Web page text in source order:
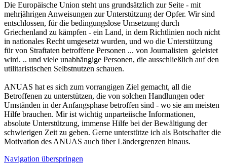
Die Europäische Union steht uns grundsätzlich zur Seite - mit
mehrjährigen Anweisungen zur Unterstützung der Opfer. Wir sind
entschlossen, für die bedingungslose Umsetzung durch
Griechenland zu kämpfen - ein Land, in dem Richtlinien noch nicht
in nationales Recht umgesetzt wurden, und wo die Unterstützung
für von Straftaten betroffene Personen ... von Journalisten geleistet
wird. .. und viele unabhängige Personen, die ausschließlich auf den
utilitaristischen Selbstnutzen schauen.
ANUAS hat es sich zum vorrangigen Ziel gemacht, all die
Betroffenen zu unterstützen, die von solchen Handlungen oder
Umständen in der Anfangsphase betroffen sind - wo sie am meisten
Hilfe brauchen. Mir ist wichtig unparteiische Informationen,
absolute Unterstützung, immense Hilfe bei der Bewältigung der
schwierigen Zeit zu geben. Gerne unterstütze ich als Botschafter die
Motivation des ANUAS auch über Ländergrenzen hinaus.
Navigation überspringen